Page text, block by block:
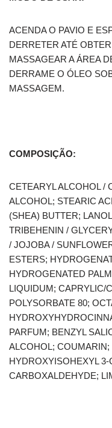
ACENDA O PAVIO E
DERRETER ATÉ
MASSAGEAR A ÁREA
DERRAME O ÓLEO
MASSAGEM.
COMPOSIÇÃO:
CETEARYL ALCOHOL /
ALCOHOL; STEARIC
(SHEA) BUTTER;
TRIBEHENIN /
/ JOJOBA /
ESTERS;
HYDROGENATED
LIQUIDUM; CAPRYLIC/
POLYSORBATE 80;
PARFUM; BENZYL
ALCOHOL;
HYDROXYISOHEXYL
CARBOXALDEHYDE;